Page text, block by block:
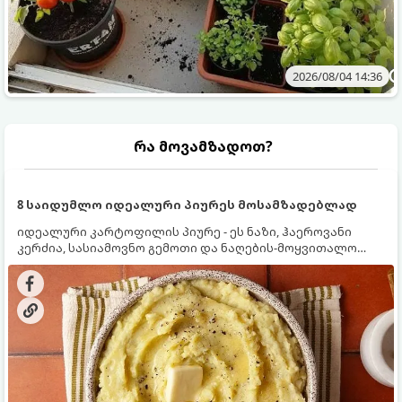
2026/08/04 14:36
რა მოვამზადოთ?
8 საიდუმლო იდეალური პიურეს მოსამზადებლად
იდეალური კარტოფილის პიურე - ეს ნაზი, ჰაეროვანი
კერძია, სასიამოვნო გემოთი და ნაღების-მოყვითალო
ფერით. მისი მომზადება ძალიან მარტივია, მაგრამ
არსებობს რამდენიმე საიდუმლო, რომლებიც უნდა
იცოდეთ, რომ პიურე იდეალურად გემრიელი გამოვიდეს.